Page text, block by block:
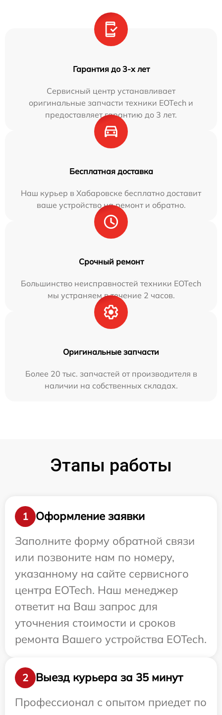
Гарантия до 3-х лет
Сервисный центр устанавливает
оригинальные запчасти техники EOTech и
предоставляет гарантию до 3 лет.
Бесплатная доставка
Наш курьер в Хабаровске бесплатно доставит
ваше устройство на ремонт и обратно.
Срочный ремонт
Большинство неисправностей техники EOTech
мы устраняем в течение 2 часов.
Оригинальные запчасти
Более 20 тыс. запчастей от производителя в
наличии на собственных складах.
Этапы работы
1
Оформление заявки
Заполните форму обратной связи
или позвоните нам по номеру,
указанному на сайте сервисного
центра EOTech. Наш менеджер
ответит на Ваш запрос для
уточнения стоимости и сроков
ремонта Вашего устройства EOTech.
2
Выезд курьера за 35 минут
Профессионал с опытом приедет по